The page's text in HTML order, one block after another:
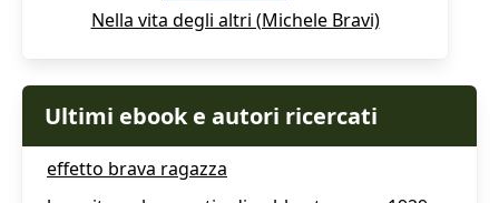
Nella vita degli altri (Michele Bravi)
Ultimi ebook e autori ricercati
effetto brava ragazza